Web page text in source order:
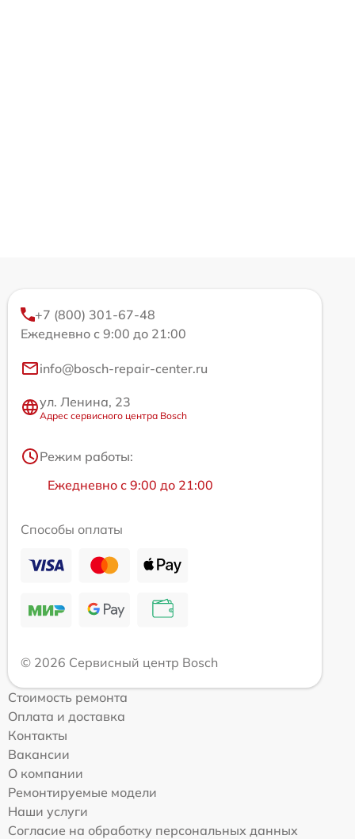
+7 (800) 301-67-48
Ежедневно с 9:00 до 21:00
info@bosch-repair-center.ru
ул. Ленина, 23
Адрес сервисного центра Bosch
Режим работы:
Ежедневно с 9:00 до 21:00
Способы оплаты
© 2026 Сервисный центр Bosch
Стоимость ремонта
Оплата и доставка
Контакты
Вакансии
О компании
Ремонтируемые модели
Наши услуги
Согласие на обработку персональных данных